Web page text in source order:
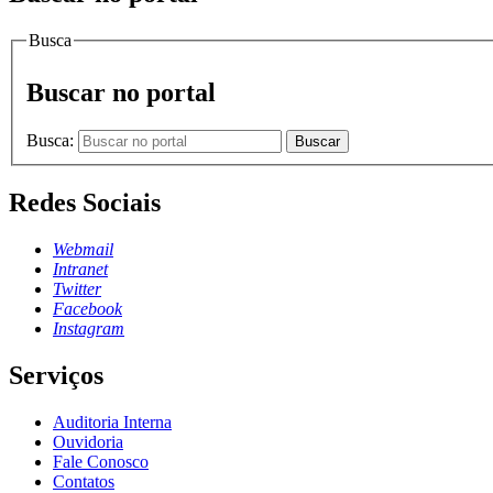
Busca
Buscar no portal
Busca: Buscar
Redes Sociais
Webmail
Intranet
Twitter
Facebook
Instagram
Serviços
Auditoria Interna
Ouvidoria
Fale Conosco
Contatos